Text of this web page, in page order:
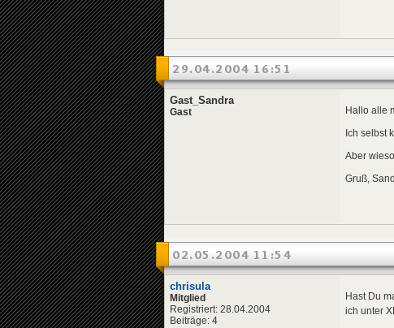
29.04.2004 16:51
Gast_Sandra
Gast Hallo alle
Ich selbst
Aber
Gruß,
02.05.2004 11:54
chrisula
Mitglied
Registriert: 28.04.2004
Beiträge: 4
Hast Du
ich unter